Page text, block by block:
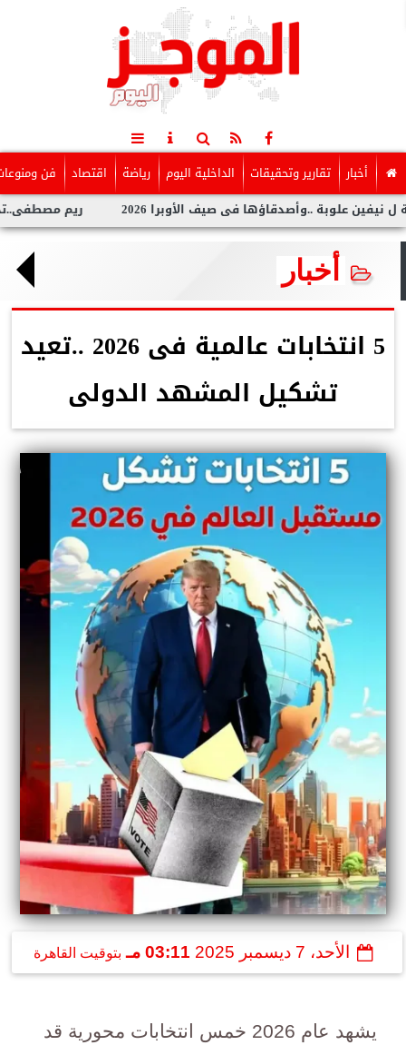
أخبار تقارير وتحقيقات الداخلية اليوم رياضة اقتصاد فن
ريم مصطفى..تخطف ..وأصدقاؤها فى صيف الأوبرا 2026
أخبار
5 انتخابات عالمية فى 2026 ..تعيد
تشكيل المشهد الدولى
الأحد، 7 ديسمبر 2025 03:11 مـ بتوقيت القاهرة
يشهد عام 2026 خمس انتخابات محورية قد